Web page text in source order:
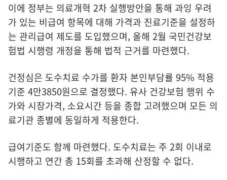
이에 정부는 의료개혁 2차 실행방안을 통해 과잉 우려
가 있는 비급여 항목에 대해 가격과 진료기준을 설정하
는 관리급여 제도를 도입했으며, 올해 2월 국민건강보
험법 시행령 개정을 통해 법적 근거를 마련했다.
건정심은 도수치료 수가를 환자 본인부담률 95% 적용
기준 4만3850원으로 결정했다. 유사 건강보험 행위 수
가와 시장가격, 소요시간 등을 종합 고려했으며 모든 의
료기관 종별에 동일하게 적용한다.
급여기준도 함께 마련했다. 도수치료는 주 2회 이내로
시행하고 연간 총 15회를 초과해 산정할 수 없다.